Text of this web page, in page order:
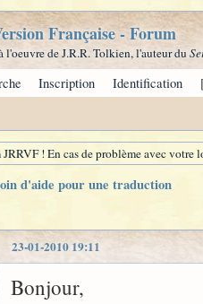
Française - Forum
l'oeuvre de J.R.R. Tolkien, l'auteur du
Inscription Identification
! En cas de problème avec
d'aide pour une traduction
23-01-2010 19:11
Bonjour,